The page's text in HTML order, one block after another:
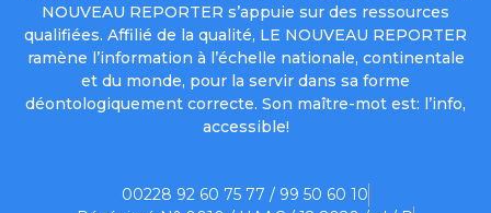
NOUVEAU REPORTER s’appuie sur des ressources
qualifiées. Affilié de la qualité, LE NOUVEAU REPORTER
ramène l’information à l’échelle nationale, continentale
et du monde, pour la servir dans sa forme
déontologiquement correcte. Son maître-mot est: l’info,
accessible!
00228 92 60 75 77 / 99 50 60 10